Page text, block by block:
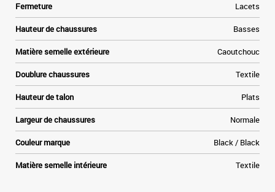
Fermeture Lacets
Hauteur de chaussures Basses
Matière semelle extérieure Caoutchouc
Doublure chaussures Textile
Hauteur de talon Plats
Largeur de chaussures Normale
Couleur marque Black / Black
Matière semelle intérieure Textile